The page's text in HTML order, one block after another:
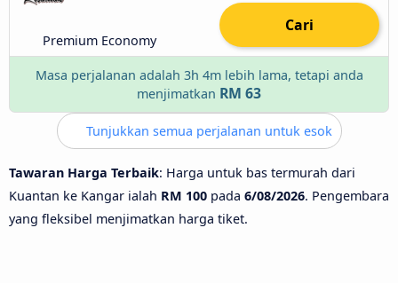
Premium Economy
Cari
Masa perjalanan adalah 3h 4m lebih lama, tetapi anda
menjimatkan RM 63
Tunjukkan semua perjalanan untuk esok
Tawaran Harga Terbaik: Harga untuk bas termurah dari
Kuantan ke Kangar ialah RM 100 pada 6/08/2026. Pengembara
yang fleksibel menjimatkan harga tiket.